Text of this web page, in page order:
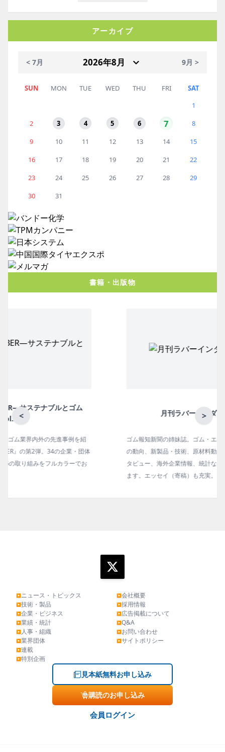
アーカイブ
< 7月 9月 >
SUN MON TUE WED THU FRI
SAT
1
2
3 4 5 6 7
8
9
10 11 12 13 14
15
16
17 18 19 20 21
22
23
24 25 26 27 28
29
30
31
書籍・出版物
< >
月刊ラバーインダストリー／単品
ゴム報知新聞の姉妹誌。ゴム・エラストマー製品・市場分野別
の動向、新製品・技術、原材料動向、設備・機械の紹介、イン
タビュー、海外企業情報、統計などをコンパクトに掲載してい
▶ニュース・トピックス
▶技術・製品
▶企業・ビジネス
▶業績・統計
▶人事・組織
▶業界団体
▶連載
▶特別企画
▶会社概要
▶採用情報
▶広告掲載について
▶Q&A
▶お問い合わせ
▶サイトポリシー
見本紙無料お申し込み
購読のお申し込み
会員ログイン